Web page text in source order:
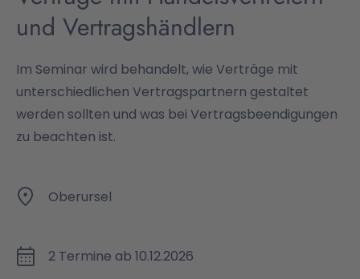
und Vertragshändlern
Im Seminar wird behandelt, wie Verträge mit
unterschiedlichen Vertragspartnern gestaltet
werden sollten und was bei Vertragsbeendigungen
zu beachten ist.
Oberursel
2 Termine ab 10.12.2026